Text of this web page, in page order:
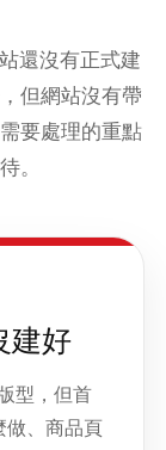
還沒有正式建
但網站沒有帶
要處理的重點
。
建好
型，但首
做、商品頁